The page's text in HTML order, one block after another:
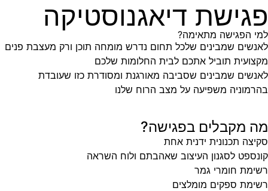
פגישת דיאגנוסטיקה
למי הפגישה מתאימה?
לאנשים שמבינים שלכל תחום נדרש מומחה תוכן ורק מעצבת פנים
מקצועית תוביל אתכם לבית החלומות שלכם
לאנשים שמבינים שסביבה מאורגנת ומסודרת כזו שעובדת
בהרמוניה משפיעה על מצב הרוח שלנו
מה מקבלים בפגישה?
סקיצה תכנונית ידנית אחת
קונספט לסגנון העיצוב שאהבתם ולוח השראה
רשימת חומרי גמר
רשימת ספקים מומלצים